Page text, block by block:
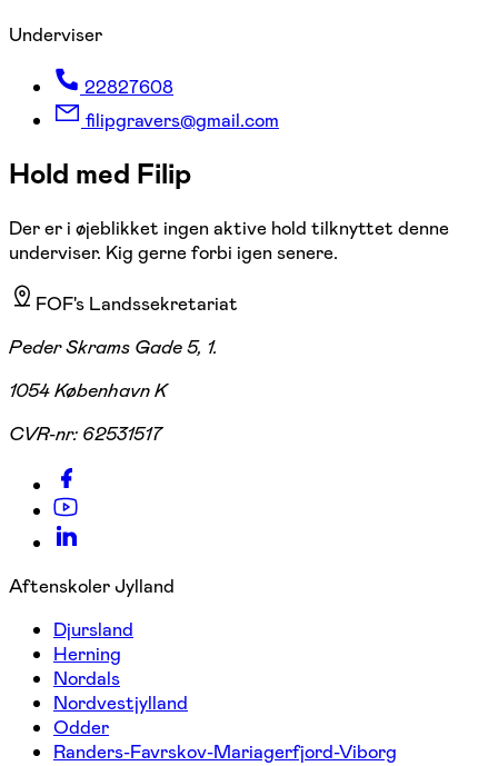
Underviser
22827608
filipgravers@gmail.com
Hold med Filip
Der er i øjeblikket ingen aktive hold tilknyttet denne
underviser. Kig gerne forbi igen senere.
FOF's Landssekretariat
Peder Skrams Gade 5, 1.
1054 København K
CVR-nr: 62531517
Aftenskoler Jylland
Djursland
Herning
Nordals
Nordvestjylland
Odder
Randers-Favrskov-Mariagerfjord-Viborg